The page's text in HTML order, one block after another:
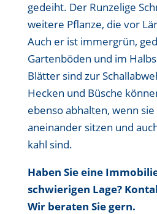
gedeiht. Der Runzelige
weitere Pflanze, die vor
Auch er ist immergrün,
Gartenböden und im
Blätter sind zur
Hecken und Büsche
ebenso abhalten, wenn
aneinander sitzen und
kahl sind.
Haben Sie eine
schwierigen Lage?
Wir beraten Sie gern.